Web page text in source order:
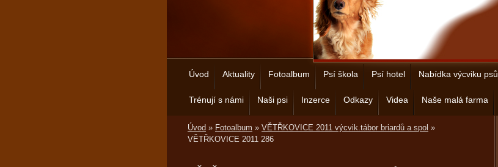
Úvod Aktuality Fotoalbum Psí škola Psí hotel Nabídka výcviku psů
Trénují s námi Naši psi Inzerce Odkazy Videa Naše malá farma
Úvod » Fotoalbum » VĚTŘKOVICE 2011 výcvik.tábor briardů a spol »
VĚTŘKOVICE 2011 286